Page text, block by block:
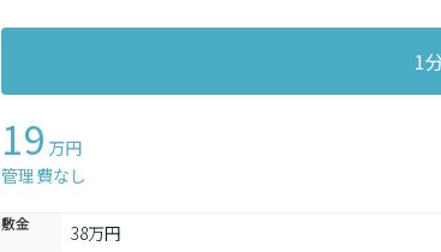
1
19 万円
管理費なし
敷金 38万円